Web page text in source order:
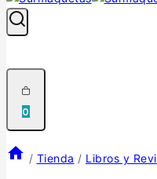
0
/ Tienda / Libros y